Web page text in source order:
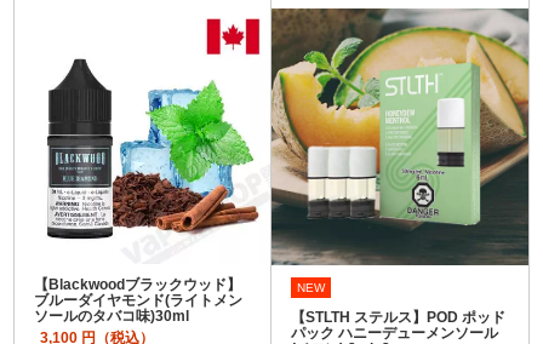
【Blackwoodブラックウッド】
ブルーダイヤモンド(ライトメン
ソールのタバコ味)30ml
3,100 円（税込）
NEW
【STLTH ステルス】POD ポッド
パック ハニーデューメンソール